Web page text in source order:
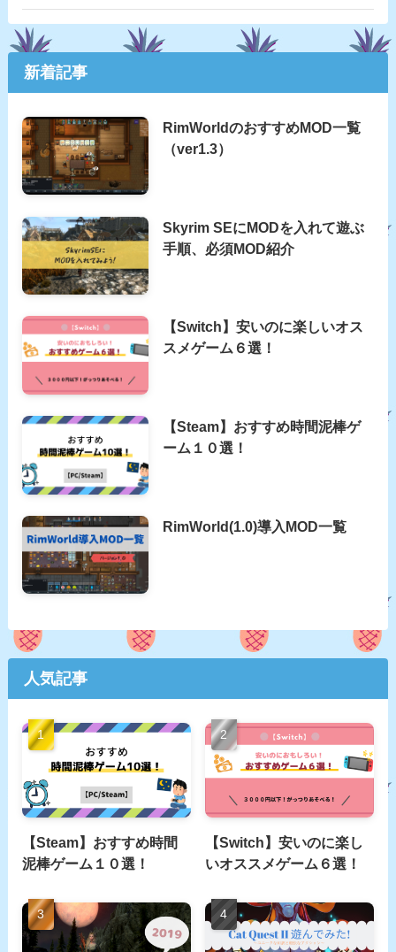
新着記事
RimWorldのおすすめMOD一覧
（ver1.3）
Skyrim SEにMODを入れて遊ぶ
手順、必須MOD紹介
【Switch】安いのに楽しいオス
スメゲーム６選！
【Steam】おすすめ時間泥棒ゲ
ーム１０選！
RimWorld(1.0)導入MOD一覧
人気記事
【Steam】おすすめ時間
泥棒ゲーム１０選！
【Switch】安いのに楽し
いオススメゲーム６選！